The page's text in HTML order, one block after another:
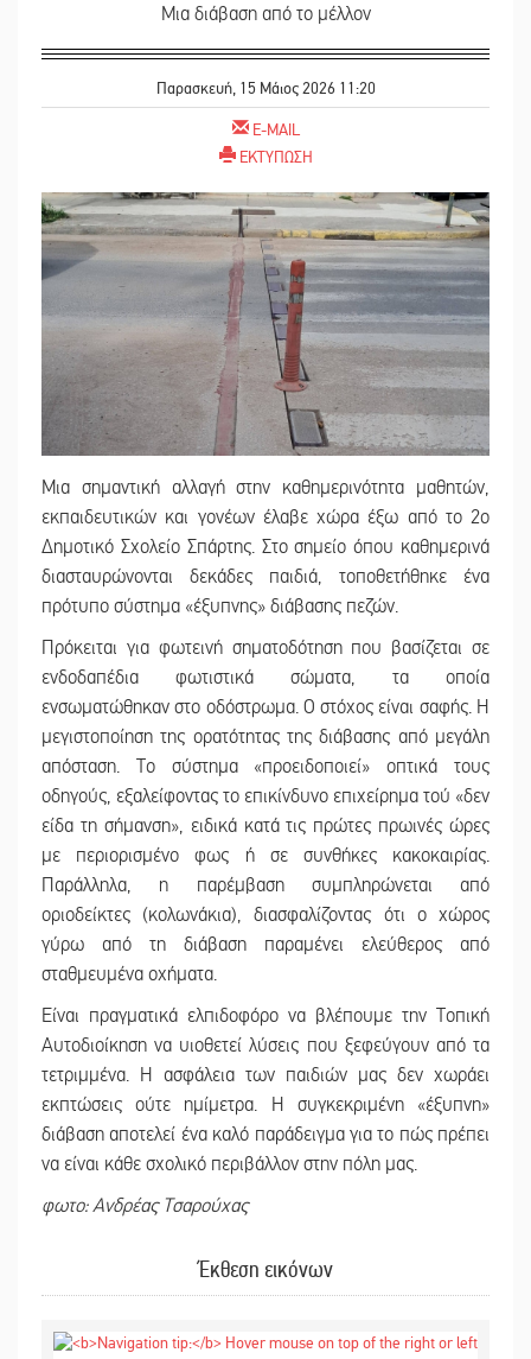
Μια διάβαση από το μέλλον
Παρασκευή, 15 Μάιος 2026 11:20
E-MAIL
ΕΚΤΥΠΩΣΗ
Μια σημαντική αλλαγή στην καθημερινότητα μαθητών,
εκπαιδευτικών και γονέων έλαβε χώρα έξω από το 2ο
Δημοτικό Σχολείο Σπάρτης. Στο σημείο όπου καθημερινά
διασταυρώνονται δεκάδες παιδιά, τοποθετήθηκε ένα
πρότυπο σύστημα «έξυπνης» διάβασης πεζών.
Πρόκειται για φωτεινή σηματοδότηση που βασίζεται σε
ενδοδαπέδια φωτιστικά σώματα, τα οποία
ενσωματώθηκαν στο οδόστρωμα. Ο στόχος είναι σαφής. Η
μεγιστοποίηση της ορατότητας της διάβασης από μεγάλη
απόσταση. Το σύστημα «προειδοποιεί» οπτικά τους
οδηγούς, εξαλείφοντας το επικίνδυνο επιχείρημα τού «δεν
είδα τη σήμανση», ειδικά κατά τις πρώτες πρωινές ώρες
με περιορισμένο φως ή σε συνθήκες κακοκαιρίας.
Παράλληλα, η παρέμβαση συμπληρώνεται από
οριοδείκτες (κολωνάκια), διασφαλίζοντας ότι ο χώρος
γύρω από τη διάβαση παραμένει ελεύθερος από
σταθμευμένα οχήματα.
Είναι πραγματικά ελπιδοφόρο να βλέπουμε την Τοπική
Αυτοδιοίκηση να υιοθετεί λύσεις που ξεφεύγουν από τα
τετριμμένα. Η ασφάλεια των παιδιών μας δεν χωράει
εκπτώσεις ούτε ημίμετρα. Η συγκεκριμένη «έξυπνη»
διάβαση αποτελεί ένα καλό παράδειγμα για το πώς πρέπει
να είναι κάθε σχολικό περιβάλλον στην πόλη μας.
φωτο: Ανδρέας Τσαρούχας
Έκθεση εικόνων